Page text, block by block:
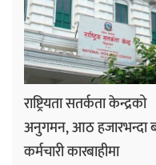
राष्ट्रियता सतर्कता केन्द्रको
अनुगमन, आठ हजारभन्दा
कर्मचारी कारबाहीमा